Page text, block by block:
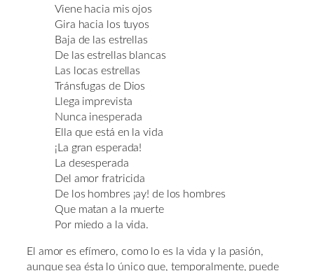
Viene hacia mis ojos
Gira hacia los tuyos
Baja de las estrellas
De las estrellas blancas
Las locas estrellas
Tránsfugas de Dios
Llega imprevista
Nunca inesperada
Ella que está en la vida
¡La gran esperada!
La desesperada
Del amor fratricida
De los hombres ¡ay! de los hombres
Que matan a la muerte
Por miedo a la vida.
El amor es efímero, como lo es la vida y la pasión,
aunque sea ésta lo único que, temporalmente, puede